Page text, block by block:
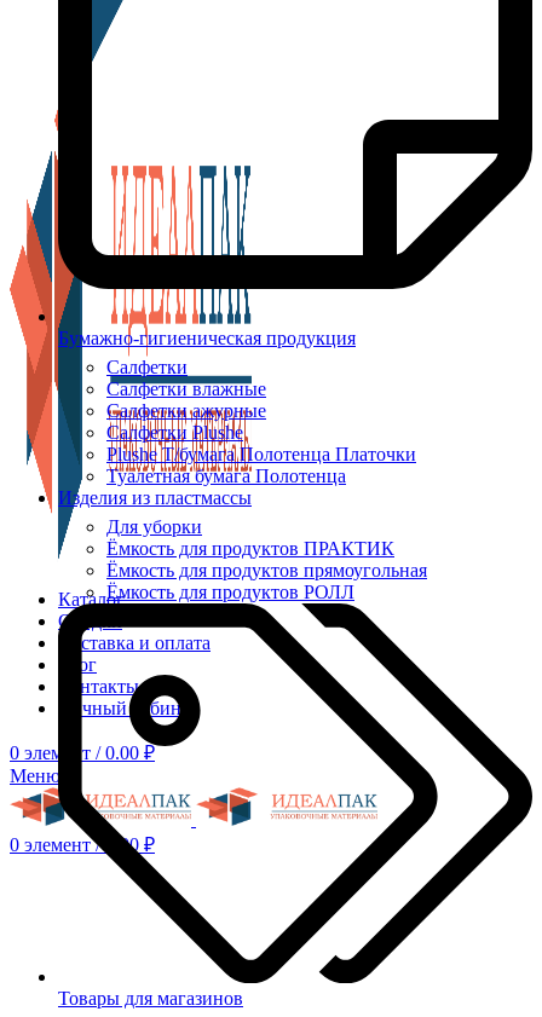
Каталог
Скидки
Доставка и оплата
Блог
Контакты
Личный кабинет
0 элемент / 0.00 ₽
Меню
0 элемент / 0.00 ₽
Бумажно-гигиеническая продукция
Салфетки
Салфетки влажные
Салфетки ажурные
Салфетки Plushe
Plushe Т/бумага Полотенца Платочки
Туалетная бумага Полотенца
Изделия из пластмассы
Для уборки
Ёмкость для продуктов ПРАКТИК
Ёмкость для продуктов прямоугольная
Ёмкость для продуктов РОЛЛ
Товары для магазинов